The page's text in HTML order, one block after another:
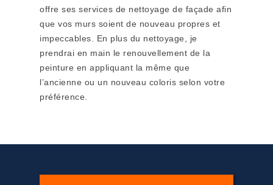
offre ses services de nettoyage de façade afin
que vos murs soient de nouveau propres et
impeccables. En plus du nettoyage, je
prendrai en main le renouvellement de la
peinture en appliquant la même que
l’ancienne ou un nouveau coloris selon votre
préférence.